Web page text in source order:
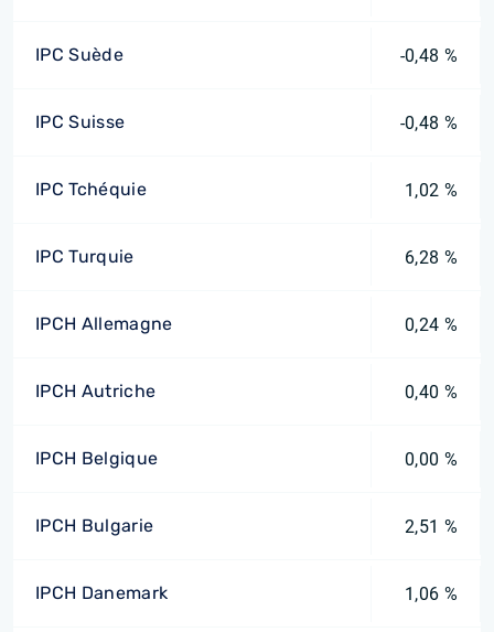
IPC Suède -0,48 %
IPC Suisse -0,48 %
IPC Tchéquie 1,02 %
IPC Turquie 6,28 %
IPCH Allemagne 0,24 %
IPCH Autriche 0,40 %
IPCH Belgique 0,00 %
IPCH Bulgarie 2,51 %
IPCH Danemark 1,06 %